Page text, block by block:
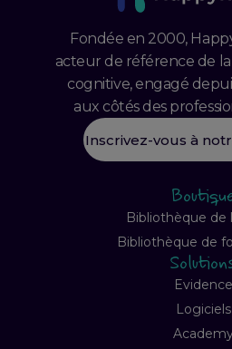
Fondée en 2000,
acteur de référence de
cognitive, engagé
aux côtés des
Inscrivez-vous à
Bibliothèque de
Bibliothèque de
Evidence
Logiciels